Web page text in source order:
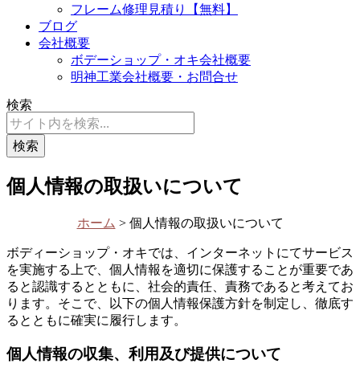
フレーム修理見積り【無料】
ブログ
会社概要
ボデーショップ・オキ会社概要
明神工業会社概要・お問合せ
検索
検索
個人情報の取扱いについて
ホーム > 個人情報の取扱いについて
ボディーショップ・オキでは、インターネットにてサービス
を実施する上で、個人情報を適切に保護することが重要であ
ると認識するとともに、社会的責任、責務であると考えてお
ります。そこで、以下の個人情報保護方針を制定し、徹底す
るとともに確実に履行します。
個人情報の収集、利用及び提供について